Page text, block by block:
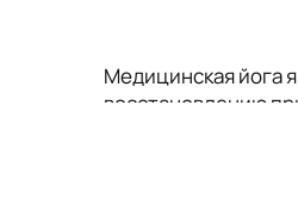
Медицинская йога
восстановлению